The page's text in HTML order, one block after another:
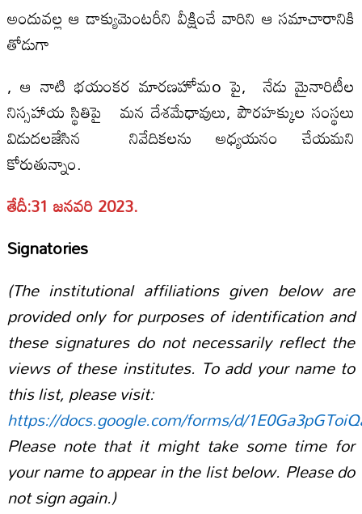
అందువల్ల ఆ డాక్యుమెంటరీని వీక్షించే వారిని ఆ సమాచారానికి
తోడుగా
, ఆ నాటి భయంకర మారణహోమo పై, నేడు మైనారిటీల
నిస్సహాయ స్థితిపై మన దేశమేధావులు, పౌరహక్కుల సంస్థలు
విడుదలజేసిన నివేదికలను అధ్యయనం చేయమని
కోరుతున్నాం.
తేదీ:31 జనవరి 2023.
Signatories
(The institutional affiliations given below are
provided only for purposes of identification and
these signatures do not necessarily reflect the
views of these institutes. To add your name to
this list, please visit:
https://docs.google.com/forms/d/
Please note that it might take some time for
your name to appear in the list below. Please do
not sign again.)